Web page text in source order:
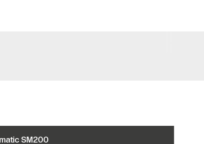
SM200